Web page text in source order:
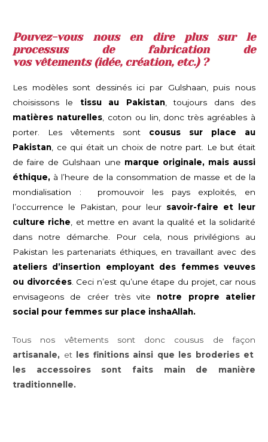
Pouvez-vous nous en dire plus sur le
processus de fabrication de
vos vêtements (idée, création, etc.) ?
Les modèles sont dessinés ici par Gulshaan, puis nous
choisissons le tissu au Pakistan, toujours dans des
matières naturelles, coton ou lin, donc très agréables à
porter. Les vêtements sont cousus sur place au
Pakistan , ce qui était un choix de notre part. Le but était
de faire de Gulshaan une marque originale, mais aussi
éthique, à l’heure de la consommation de masse et de la
mondialisation : promouvoir les pays exploités, en
l’occurrence le Pakistan, pour leur savoir-faire et leur
culture riche , et mettre en avant la qualité et la solidarité
dans notre démarche. Pour cela, nous privilégions au
Pakistan les partenariats éthiques, en travaillant avec des
ateliers d’insertion employant des femmes veuves
ou divorcées. Ceci n’est qu’une étape du projet, car nous
envisageons de créer très vite notre propre atelier
social pour femmes sur place inshaAllah.
Tous nos vêtements sont donc cousus de façon
artisanale, etles finitions ainsi que les broderies et
les accessoires sont faits main de manière
traditionnelle.